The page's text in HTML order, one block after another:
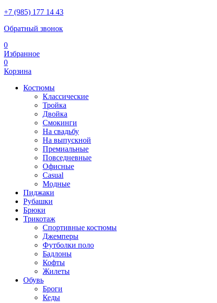
+7 (985) 177 14 43
Обратный звонок
0
Избранное
0
Корзина
Костюмы
Классические
Тройка
Двойка
Смокинги
На свадьбу
На выпускной
Премиальные
Повседневные
Офисные
Casual
Модные
Пиджаки
Рубашки
Брюки
Трикотаж
Спортивные костюмы
Джемперы
Футболки поло
Бадлоны
Кофты
Жилеты
Обувь
Броги
Кеды